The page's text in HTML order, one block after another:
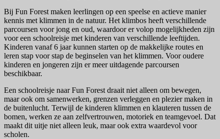
Bij Fun Forest maken leerlingen op een speelse en actieve manier
kennis met klimmen in de natuur. Het klimbos heeft verschillende
parcoursen voor jong en oud, waardoor er volop mogelijkheden zijn
voor een schoolreisje met kinderen van verschillende leeftijden.
Kinderen vanaf 6 jaar kunnen starten op de makkelijke routes en
leren stap voor stap de beginselen van het klimmen. Voor oudere
kinderen en jongeren zijn er meer uitdagende parcoursen
beschikbaar.
Een schoolreisje naar Fun Forest draait niet alleen om bewegen,
maar ook om samenwerken, grenzen verleggen en plezier maken in
de buitenlucht. Terwijl de kinderen klimmen en klauteren tussen de
bomen, werken ze aan zelfvertrouwen, motoriek en teamgevoel. Dat
maakt dit uitje niet alleen leuk, maar ook extra waardevol voor
scholen.